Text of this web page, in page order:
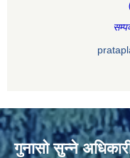
गुनासो सुन्ने